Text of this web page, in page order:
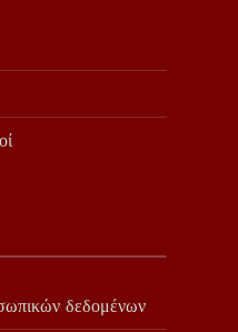
δεδομένων